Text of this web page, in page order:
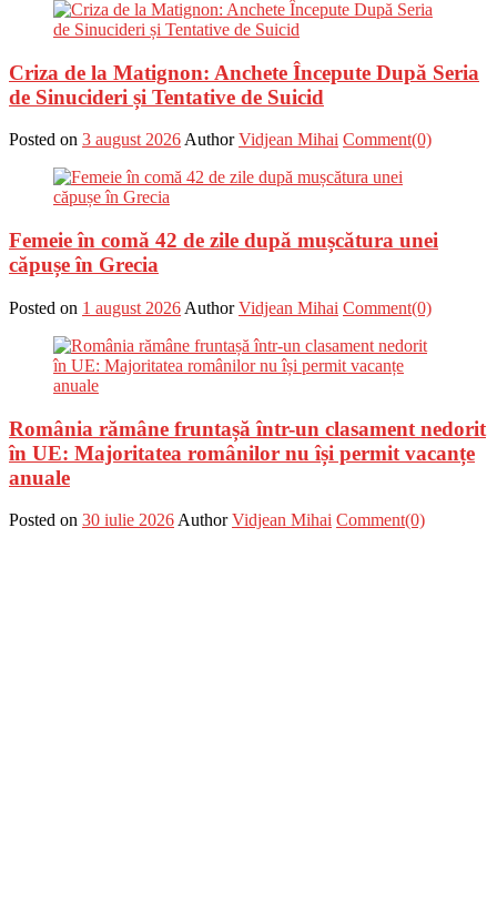
Criza de la Matignon: Anchete Începute După Seria
de Sinucideri și Tentative de Suicid
Posted on 3 august 2026Author Vidjean Mihai Comment(0)
Femeie în comă 42 de zile după mușcătura unei
căpușe în Grecia
Posted on 1 august 2026 Author Vidjean Mihai Comment(0)
România rămâne fruntașă într-un clasament nedorit
în UE: Majoritatea românilor nu își permit vacanțe
anuale
Posted on 30 iulie 2026 Author Vidjean Mihai Comment(0)